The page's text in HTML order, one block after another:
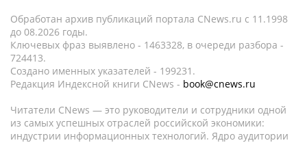
Обработан архив публикаций портала CNews.ru c 11.1998
до 08.2026 годы.
Ключевых фраз выявлено - 1463328, в очереди разбора -
724413.
Создано именных указателей - 199231.
Редакция Индексной книги CNews - book@cnews.ru
Читатели CNews — это руководители и сотрудники одной
из самых успешных отраслей российской экономики:
индустрии информационных технологий. Ядро аудитории